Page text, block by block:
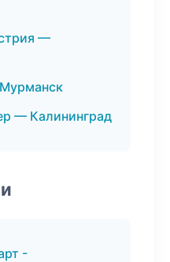
—
— Калининград
-